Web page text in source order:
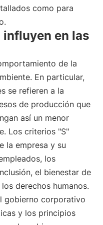
como para
influyen en las
de la
En particular,
se refieren a la
de producción que
así un menor
Los criterios "S"
la empresa y su
los
el bienestar de
derechos humanos.
gobierno corporativo
y los principios